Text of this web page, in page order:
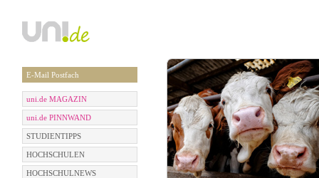
E-Mail Postfach
uni.de MAGAZIN
uni.de PINNWAND
STUDIENTIPPS
HOCHSCHULEN
HOCHSCHULNEWS